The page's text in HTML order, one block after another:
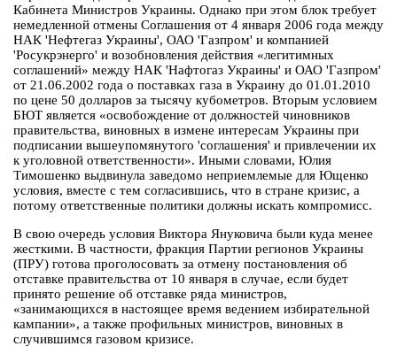
Кабинета Министров Украины. Однако при этом блок требует
немедленной отмены Соглашения от 4 января 2006 года между
НАК 'Нефтегаз Украины', ОАО 'Газпром' и компанией
'Росукрэнерго' и возобновления действия «легитимных
соглашений» между НАК 'Нафтогаз Украины' и ОАО 'Газпром'
от 21.06.2002 года о поставках газа в Украину до 01.01.2010
по цене 50 долларов за тысячу кубометров. Вторым условием
БЮТ является «освобождение от должностей чиновников
правительства, виновных в измене интересам Украины при
подписании вышеупомянутого 'соглашения' и привлечении их
к уголовной ответственности». Иными словами, Юлия
Тимошенко выдвинула заведомо неприемлемые для Ющенко
условия, вместе с тем согласившись, что в стране кризис, а
потому ответственные политики должны искать компромисс.
В свою очередь условия Виктора Януковича были куда менее
жесткими. В частности, фракция Партии регионов Украины
(ПРУ) готова проголосовать за отмену постановления об
отставке правительства от 10 января в случае, если будет
принято решение об отставке ряда министров,
«занимающихся в настоящее время ведением избирательной
кампании», а также профильных министров, виновных в
случившимся газовом кризисе.